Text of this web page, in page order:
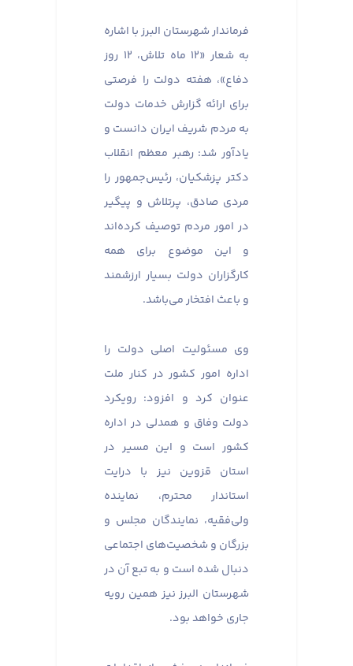
فرماندار شهرستان البرز با اشاره
به شعار «۱۲ ماه تلاش، ۱۲ روز
دفاع»، هفته دولت را فرصتی
برای ارائه گزارش خدمات دولت
به مردم شریف ایران دانست و
یادآور شد: رهبر معظم انقلاب
دکتر پزشکیان، رئیس‌جمهور را
مردی صادق، پرتلاش و پیگیر
در امور مردم توصیف کرده‌اند
و این موضوع برای همه
کارگزاران دولت بسیار ارزشمند
و باعث افتخار می‌باشد.
وی مسئولیت اصلی دولت را
اداره امور کشور در کنار ملت
عنوان کرد و افزود: رویکرد
دولت وفاق و همدلی در اداره
کشور است و این مسیر در
استان قزوین نیز با درایت
استاندار محترم، نماینده
ولی‌فقیه، نمایندگان مجلس و
بزرگان و شخصیت‌های اجتماعی
دنبال شده است و به تبع آن در
شهرستان البرز نیز همین رویه
جاری خواهد بود.